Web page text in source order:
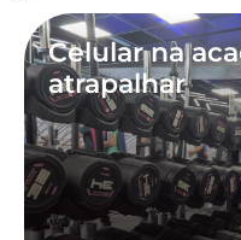
Celular na
atrapalhar